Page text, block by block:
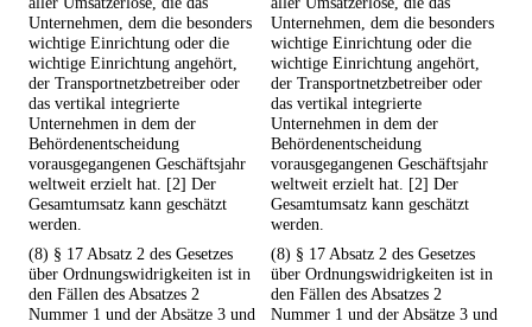
Unternehmen, dem die besonders
wichtige Einrichtung oder die
wichtige Einrichtung angehört,
der Transportnetzbetreiber oder
das vertikal integrierte
Unternehmen in dem der
Behördenentscheidung
vorausgegangenen Geschäftsjahr
weltweit erzielt hat. [2] Der
Gesamtumsatz kann geschätzt
werden.
Unternehmen, dem die besonders
wichtige Einrichtung oder die
wichtige Einrichtung angehört,
der Transportnetzbetreiber oder
das vertikal integrierte
Unternehmen in dem der
Behördenentscheidung
vorausgegangenen Geschäftsjahr
weltweit erzielt hat. [2] Der
Gesamtumsatz kann geschätzt
werden.
(8) § 17 Absatz 2 des Gesetzes
über Ordnungswidrigkeiten ist in
den Fällen des Absatzes 2
Nummer 1 und der Absätze 3 und
(8) § 17 Absatz 2 des Gesetzes
über Ordnungswidrigkeiten ist in
den Fällen des Absatzes 2
Nummer 1 und der Absätze 3 und